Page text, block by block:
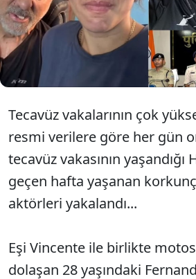
tecavüze maruz
saldıranlar
Tecavüz vakalarının çok
resmi verilere göre her gün
tecavüz vakasının
geçen hafta yaşanan
aktörleri yakalandı...
Eşi Vincente ile birlikte
dolaşan 28 yaşındaki